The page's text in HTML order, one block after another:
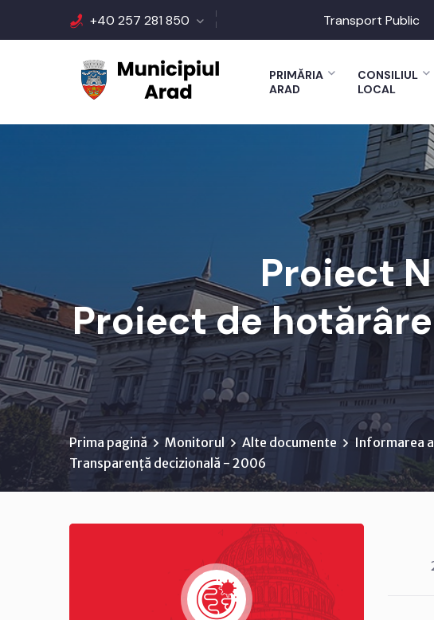
+40 257 281 850 Transport Public
PRIMĂRIA
ARAD
CONSILIUL
LOCAL
Proiect
Proiect de
Prima pagină Monitorul Alte documente
Informarea
Transparență decizională - 2006